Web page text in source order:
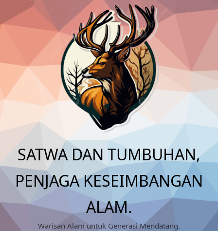
content
SATWA DAN TUMBUHAN,
PENJAGA KESEIMBANGAN
ALAM.
Warisan Alam untuk Generasi Mendatang.